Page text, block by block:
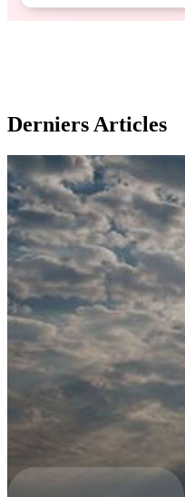
Derniers Articles